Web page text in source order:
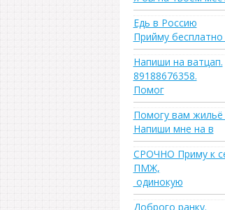
Едь в Россию
Прийму
Напиши на ватцап.
89188676358.
Помог
Помогу вам жильё
Напиши мне на в
СРОЧНО Приму к
ПМЖ,
одинокую
Доброго ранку.